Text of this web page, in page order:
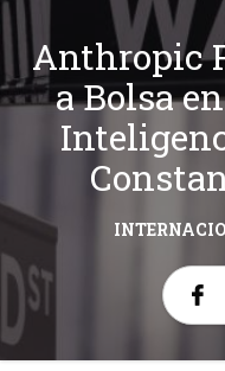
Anthropic
a Bolsa